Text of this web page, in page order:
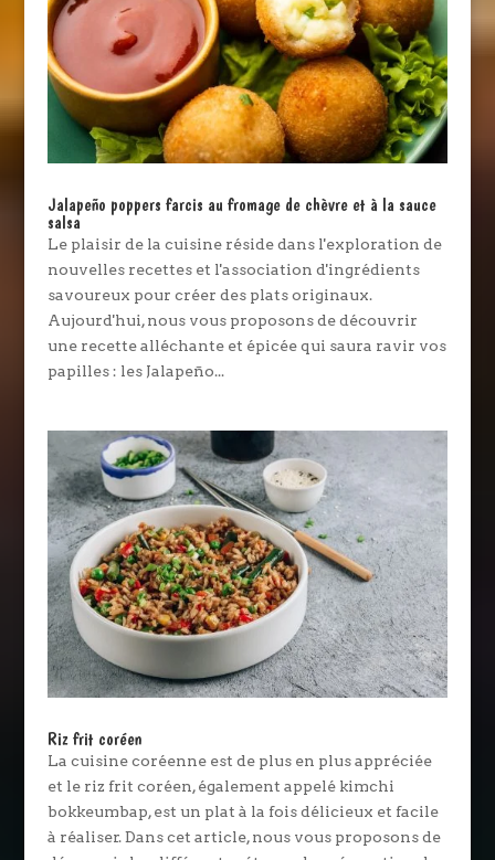
Jalapeño poppers farcis au fromage de chèvre et à la sauce
salsa
Le plaisir de la cuisine réside dans l'exploration de
nouvelles recettes et l'association d'ingrédients
savoureux pour créer des plats originaux.
Aujourd'hui, nous vous proposons de découvrir
une recette alléchante et épicée qui saura ravir vos
papilles : les Jalapeño...
Riz frit coréen
La cuisine coréenne est de plus en plus appréciée
et le riz frit coréen, également appelé kimchi
bokkeumbap, est un plat à la fois délicieux et facile
à réaliser. Dans cet article, nous vous proposons de